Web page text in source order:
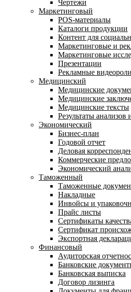
Чертежи
Маркетинговый
POS-материалы
Каталоги продукции
Контент для
Маркетинговые и
Маркетинговые
Презентации
Рекламные
Медицинский
Медицинские
Медицинские
Медицинские тексты
Результаты анализов
Экономический
Бизнес-план
Годовой отчет
Деловая
Коммерческие
Экономический
Таможенный
Таможенные
Накладные
Инвойсы и
Прайс листы
Сертификаты
Сертификат
Экспортная
Финансовый
Аудиторская
Банковские
Банковская выписка
Договор лизинга